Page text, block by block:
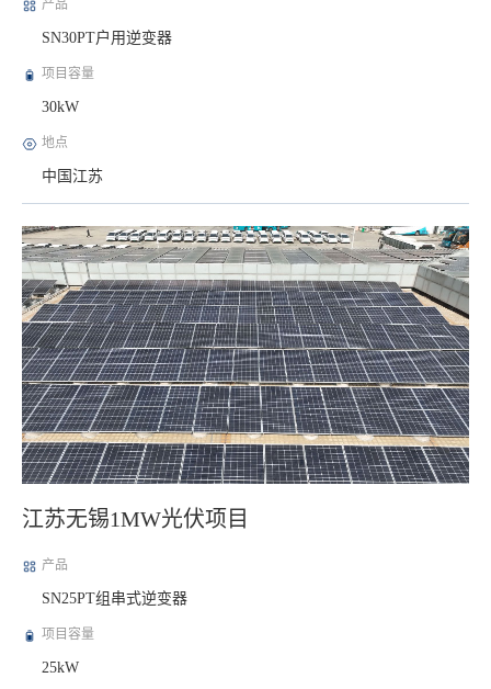
产品
SN30PT户用逆变器
项目容量
30kW
地点
中国江苏
江苏无锡1MW光伏项目
产品
SN25PT组串式逆变器
项目容量
25kW